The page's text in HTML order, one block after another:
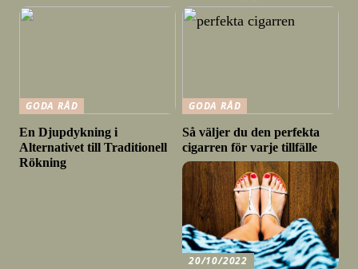
GODA RÅD
En Djupdykning i
Alternativet till Traditionell
Rökning
GODA RÅD
Så väljer du den perfekta
cigarren för varje tillfälle
20/10/2022